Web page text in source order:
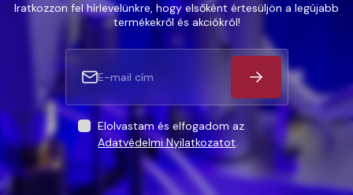
Iratkozzon fel hírlevelünkre, hogy elsőként értesüljön a legújabb
termékekről és akciókról!
Elolvastam és elfogadom az
Adatvédelmi Nyilatkozatot.